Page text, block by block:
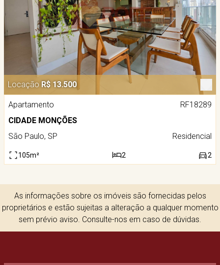
Locação R$ 13.500
Apartamento
RF18289
CIDADE MONÇÕES
São Paulo, SP
Residencial
105m² 2 2
As informações sobre os imóveis são fornecidas pelos
proprietários e estão sujeitas a alteração a qualquer momento
sem prévio aviso. Consulte-nos em caso de dúvidas.